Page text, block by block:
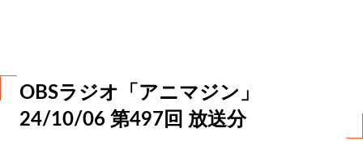
OBSラジオ「アニマジン」
24/10/06 第497回 放送分